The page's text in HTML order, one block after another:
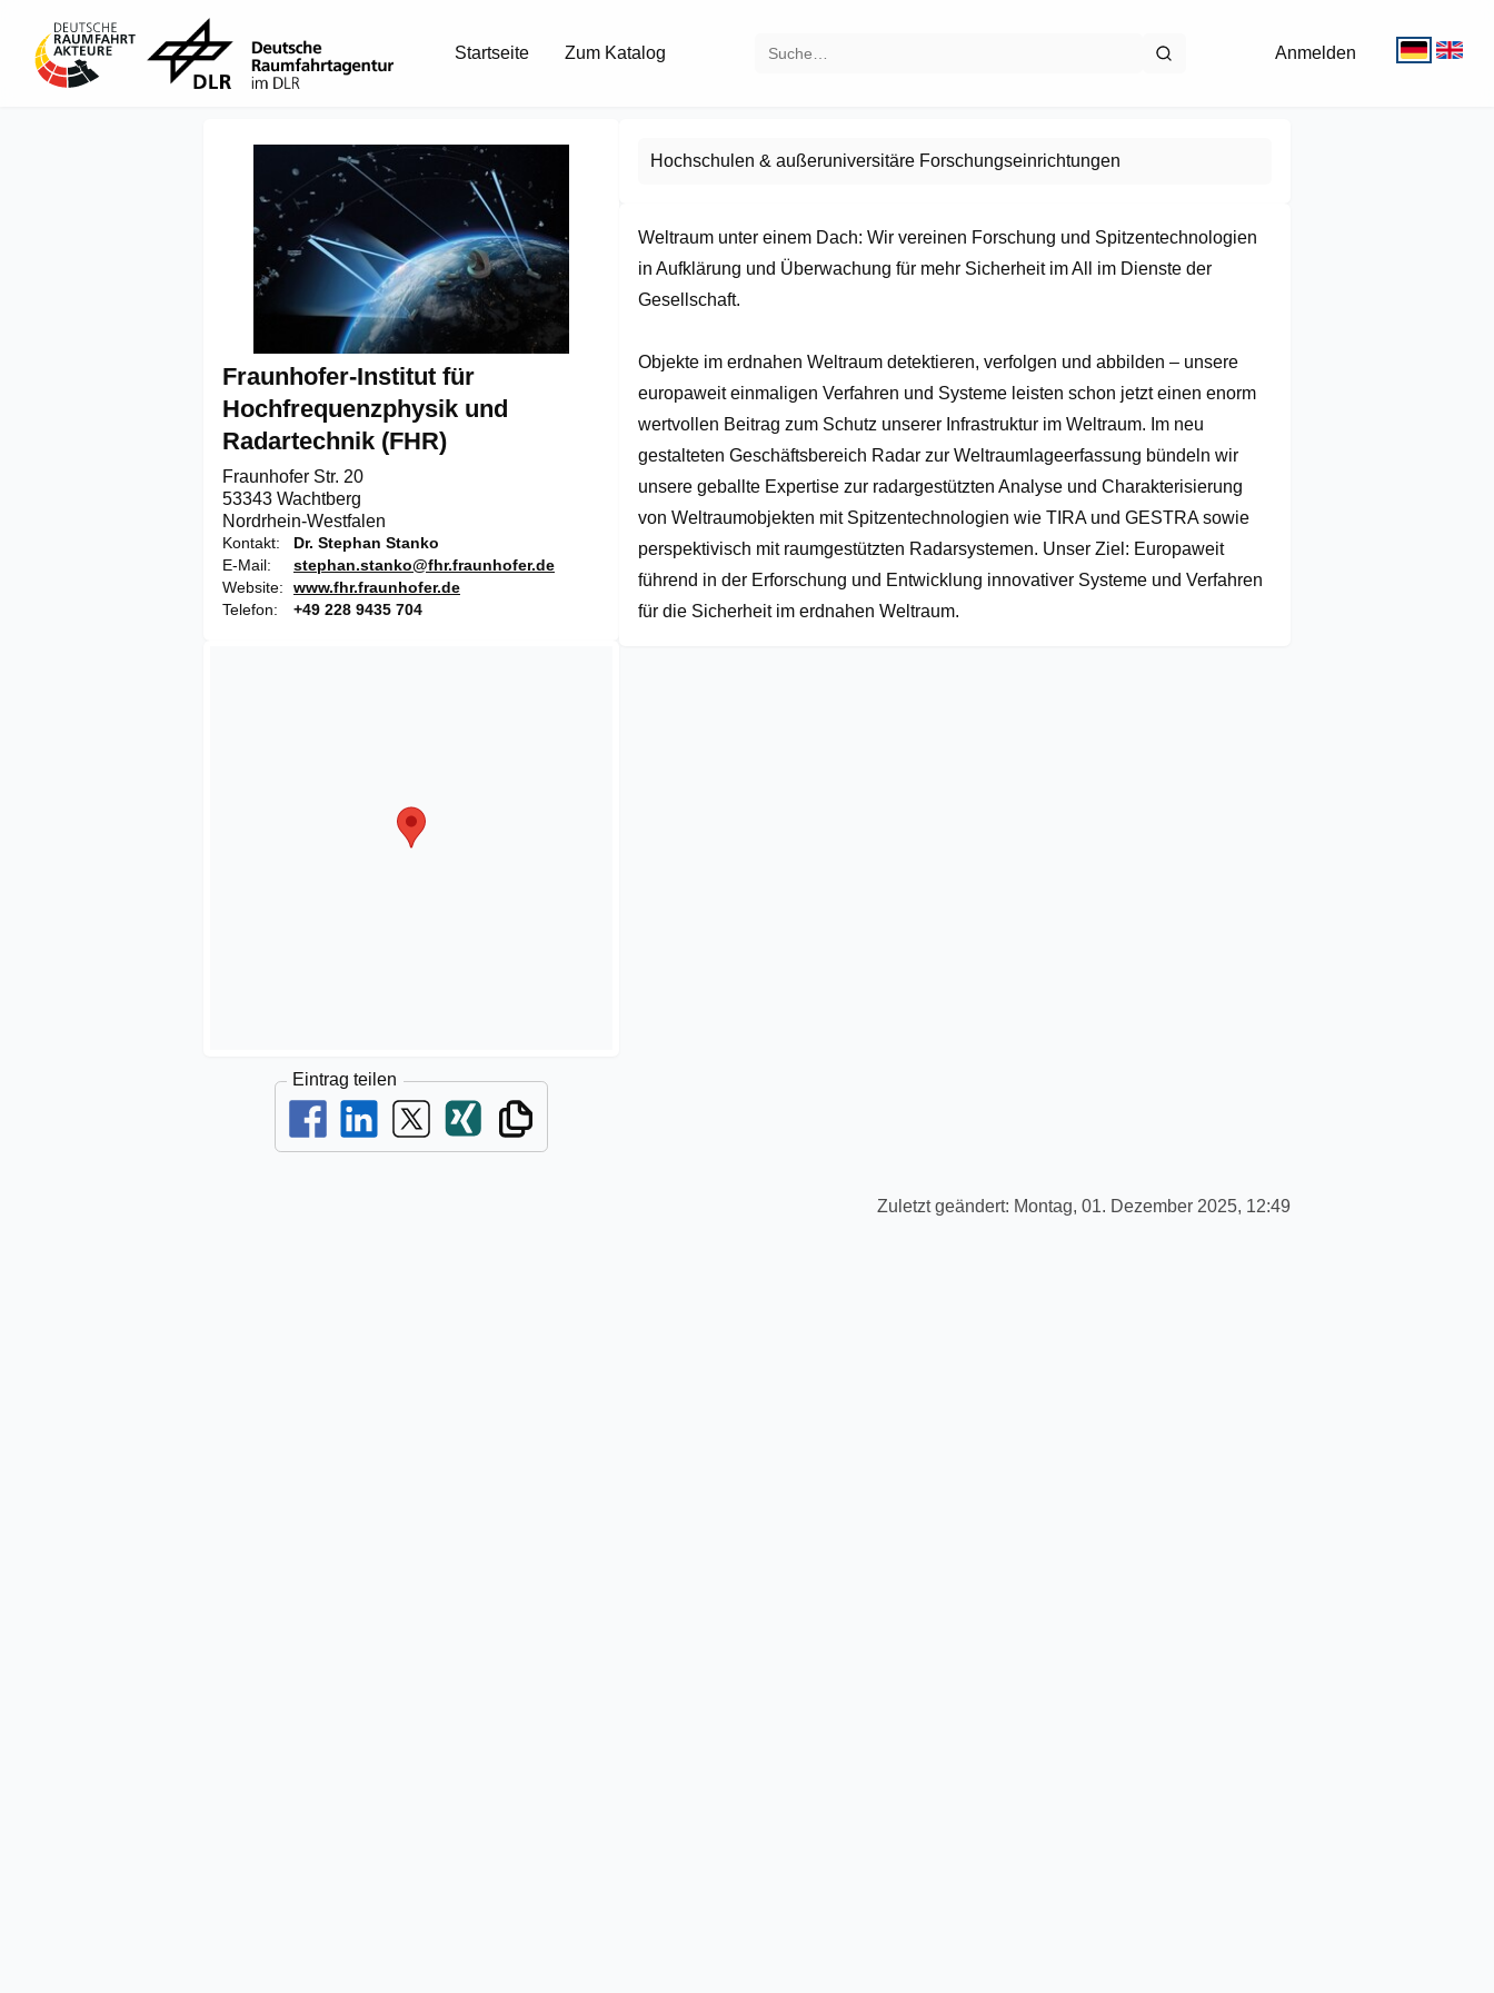
Startseite Zum Katalog Anmelden
Fraunhofer-Institut für
Hochfrequenzphysik und
Radartechnik (FHR)
Fraunhofer Str. 20
53343 Wachtberg
Nordrhein-Westfalen
Kontakt
Dr. Stephan Stanko
E-Mail
stephan.stanko@fhr.fraunhofer.de
Website
www.fhr.fraunhofer.de
Telefon
+49 228 9435 704
Eintrag teilen
Hochschulen & außeruniversitäre Forschungseinrichtungen
Weltraum unter einem Dach: Wir vereinen Forschung und Spitzentechnologien
in Aufklärung und Überwachung für mehr Sicherheit im All im Dienste der
Gesellschaft.
Objekte im erdnahen Weltraum detektieren, verfolgen und abbilden – unsere
europaweit einmaligen Verfahren und Systeme leisten schon jetzt einen enorm
wertvollen Beitrag zum Schutz unserer Infrastruktur im Weltraum. Im neu
gestalteten Geschäftsbereich Radar zur Weltraumlageerfassung bündeln wir
unsere geballte Expertise zur radargestützten Analyse und Charakterisierung
von Weltraumobjekten mit Spitzentechnologien wie TIRA und GESTRA sowie
perspektivisch mit raumgestützten Radarsystemen. Unser Ziel: Europaweit
führend in der Erforschung und Entwicklung innovativer Systeme und Verfahren
für die Sicherheit im erdnahen Weltraum.
Zuletzt geändert: Montag, 01. Dezember 2025, 12:49